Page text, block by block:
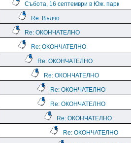
Събота, 16 септември в Юж. парк
Re: Вълчо
Re: ОКОНЧАТЕЛНО
Re: ОКОНЧАТЕЛНО
Re: ОКОНЧАТЕЛНО
Re: ОКОНЧАТЕЛНО
Re: ОКОНЧАТЕЛНО
Re: ОКОНЧАТЕЛНО
Re: ОКОНЧАТЕЛНО
Re: ОКОНЧАТЕЛНО